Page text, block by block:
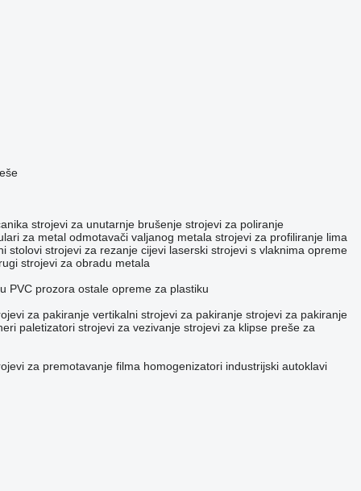
strojevi za unutarnje brušenje strojevi za poliranje
za metal odmotavači valjanog metala strojevi za profiliranje lima
stolovi strojevi za rezanje cijevi laserski strojevi s vlaknima opreme
strojevi za obradu metala
PVC prozora ostale opreme za plastiku
za pakiranje vertikalni strojevi za pakiranje strojevi za pakiranje
paletizatori strojevi za vezivanje strojevi za klipse preše za
za premotavanje filma homogenizatori industrijski autoklavi